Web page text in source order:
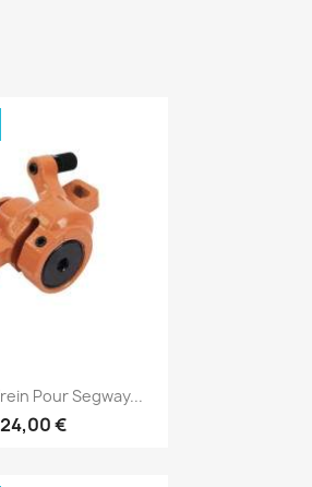
rapide
Pour Segway...
24,00 €